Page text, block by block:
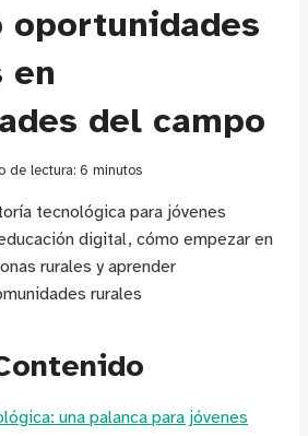
oportunidades
en
del campo
de lectura: 6 minutos
tecnológica para jóvenes
digital, cómo empezar en
rurales y aprender
rurales
una palanca para jóvenes